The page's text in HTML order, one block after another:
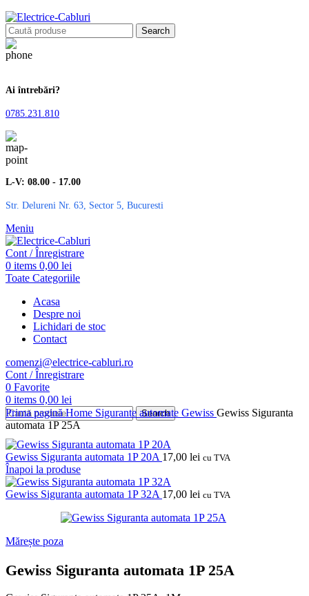
Search
Ai întrebări?
0785.231.810
L-V: 08.00 - 17.00
Str. Delureni Nr. 63, Sector 5, Bucuresti
Meniu
Cont / Înregistrare
0 items 0,00 lei
Toate Categoriile
Acasa
Despre noi
Lichidari de stoc
Contact
comenzi@electrice-cabluri.ro
Cont / Înregistrare
0 Favorite
0 items 0,00 lei
Search
Prima paginăHome Sigurante automate Gewiss Gewiss Siguranta
automata 1P 25A
Gewiss Siguranta automata 1P 20A 17,00 lei cu TVA
Înapoi la produse
Gewiss Siguranta automata 1P 32A 17,00 lei cu TVA
Mărește poza
Gewiss Siguranta automata 1P 25A